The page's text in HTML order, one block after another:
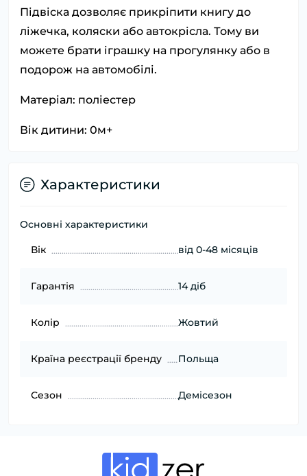
Підвіска дозволяє прикріпити книгу до
ліжечка, коляски або автокрісла. Тому ви
можете брати іграшку на прогулянку або в
подорож на автомобілі.
Матеріал: поліестер
Вік дитини: 0м+
Характеристики
Основні характеристики
Вік від 0-48 місяців
Гарантія 14 діб
Колір Жовтий
Країна реєстрації бренду Польща
Сезон Демісезон